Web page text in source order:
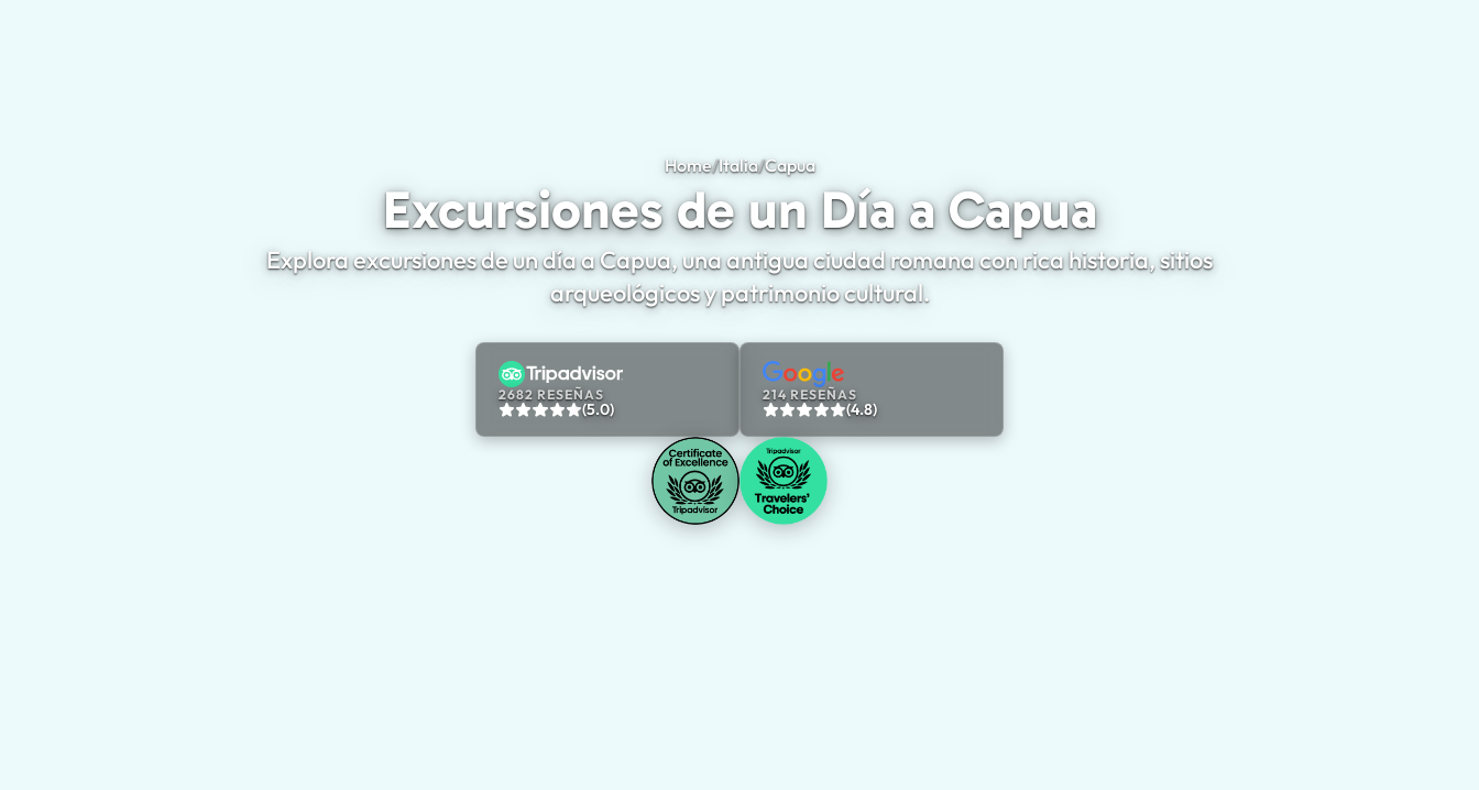
Home/Italia/CapuaExcursiones de un Día a Capua
Excursiones de un Día a Capua
Explora excursiones de un día a Capua, una antigua ciudad romana con rica historia, sitios
arqueológicos y patrimonio cultural.
2682 RESEÑAS
(5.0)
214 RESEÑAS
(4.8)